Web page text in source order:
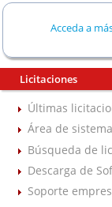
Acceda a
Licitaciones
Últimas
Área de
Búsqueda de
Descarga de
Soporte